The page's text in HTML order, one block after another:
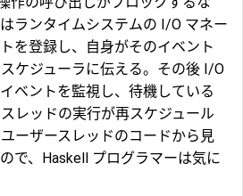
ランタイムシステムの I/O マネー
を登録し、自身がそのイベント
ケジューラに伝える。その後 I/O
ベントを監視し、待機している
レッドの実行が再スケジュール
ーザースレッドのコードから見
で、Haskell プログラマーは気に